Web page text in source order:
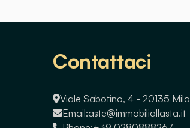
Contattaci
Viale Sabotino, 4 - 20135
Email:aste@immobiliallasta.it